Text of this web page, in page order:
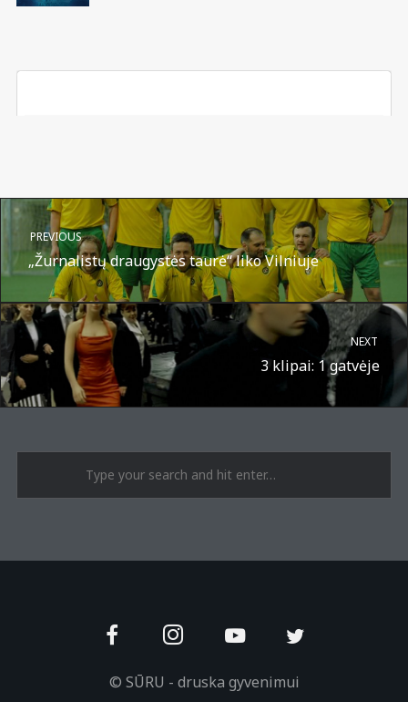
A post shared by Suru.lt - music multiactivity (@surufortherecord)
PREVIOUS
„Žurnalistų draugystės taurė“ liko Vilniuje
NEXT
3 klipai: 1 gatvėje
© SŪRU - druska gyvenimui